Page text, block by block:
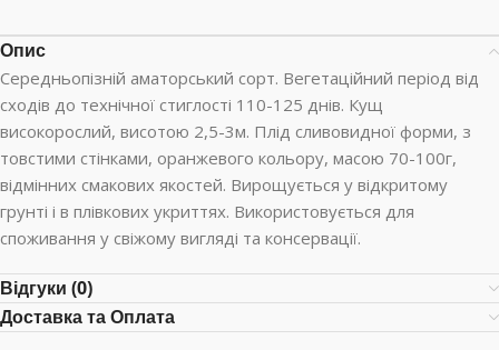
Опис
Середньопізній аматорський сорт. Вегетаційний період від
сходів до технічної стиглості 110-125 днів. Кущ
високорослий, висотою 2,5-3м. Плід сливовидної форми, з
товстими стінками, оранжевого кольору, масою 70-100г,
відмінних смакових якостей. Вирощується у відкритому
грунті і в плівкових укриттях. Використовується для
споживання у свіжому вигляді та консервації.
Відгуки (0)
Доставка та Оплата